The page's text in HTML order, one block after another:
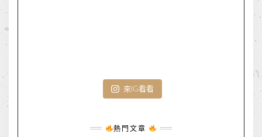
來IG看看
熱門文章